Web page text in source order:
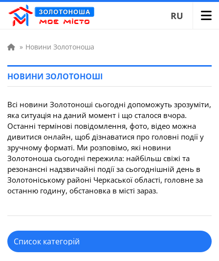
RU
» Новини Золотоноша
НОВИНИ ЗОЛОТОНОШІ
Всі новини Золотоноші сьогодні допоможуть зрозуміти,
яка ситуація на даний момент і що сталося вчора.
Останні термінові повідомлення, фото, відео можна
дивитися онлайн, щоб дізнаватися про головні події у
зручному форматі. Ми розповімо, які новини
Золотоноша сьогодні пережила: найбільш свіжі та
резонансні надзвичайні події за сьогоднішній день в
Золотоніському районі Черкаської області, головне за
останню годину, обстановка в місті зараз.